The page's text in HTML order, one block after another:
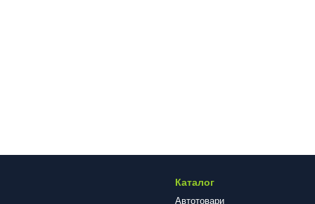
Каталог
Автотовари